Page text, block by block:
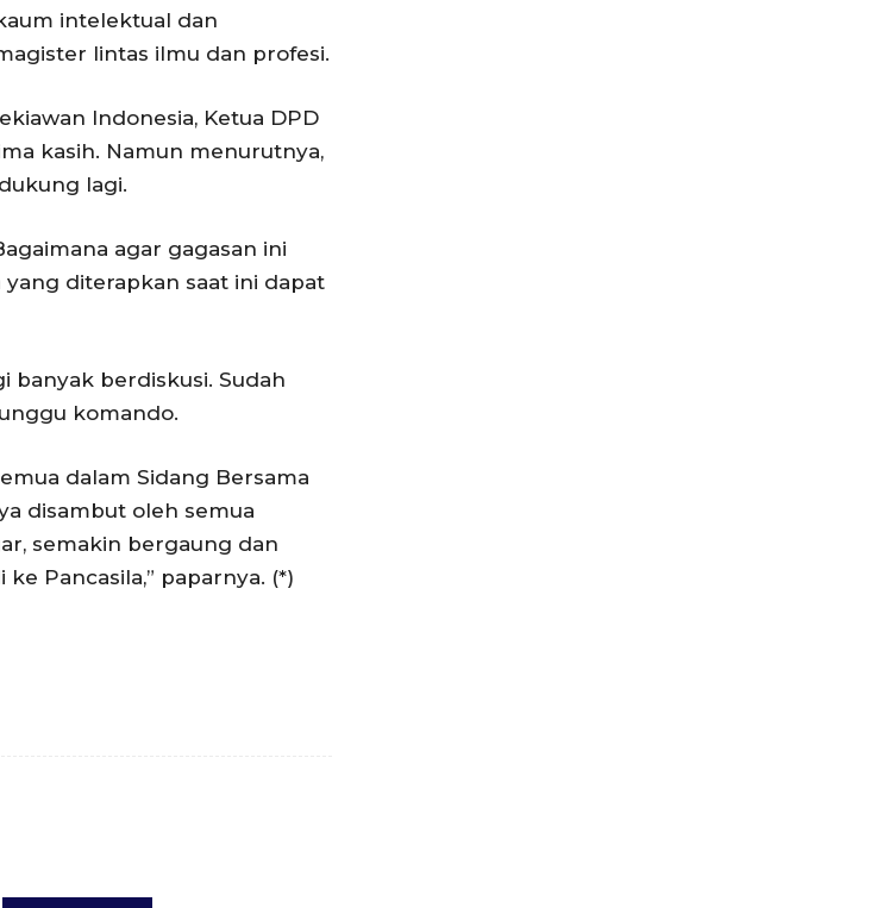
intelektual dan
lintas ilmu dan profesi.
Indonesia, Ketua DPD
kasih. Namun menurutnya,
lagi.
agar gagasan ini
diterapkan saat ini dapat
banyak berdiskusi. Sudah
komando.
dalam Sidang Bersama
disambut oleh semua
semakin bergaung dan
Pancasila,” paparnya. (*)